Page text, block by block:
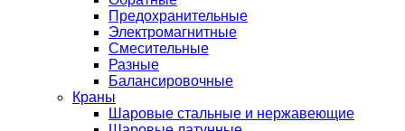
Предохранительные
Электромагнитные
Смесительные
Разные
Балансировочные
Краны
Шаровые стальные и нержавеющие